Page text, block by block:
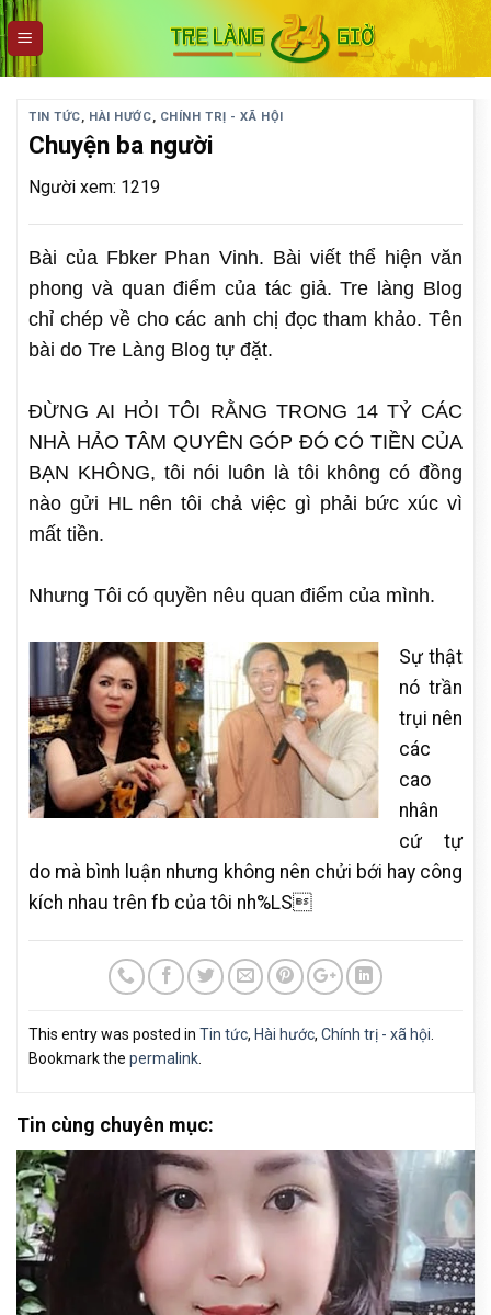
Skip
to
content
TIN TỨC, HÀI HƯỚC, CHÍNH TRỊ - XÃ HỘI
Chuyện ba người
Người xem: 1219
Bài của Fbker Phan Vinh. Bài viết thể hiện văn
phong và quan điểm của tác giả. Tre làng Blog
chỉ chép về cho các anh chị đọc tham khảo. Tên
bài do Tre Làng Blog tự đặt.
ĐỪNG AI HỎI TÔI RẰNG TRONG 14 TỶ CÁC
NHÀ HẢO TÂM QUYÊN GÓP ĐÓ CÓ TIỀN CỦA
BẠN KHÔNG, tôi nói luôn là tôi không có đồng
nào gửi HL nên tôi chả việc gì phải bức xúc vì
mất tiền.
Nhưng Tôi có quyền nêu quan điểm của mình.
Sự thật
nó trần
trụi nên
các
cao
nhân
cứ tự
do mà bình luận nhưng không nên chửi bới hay công
kích nhau trên fb của tôi nh%LS
This entry was posted in Tin tức, Hài hước, Chính trị - xã hội
Bookmark the permalink
Tin cùng chuyên mục: